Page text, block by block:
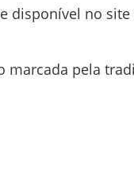
disponível no
pela